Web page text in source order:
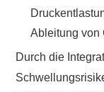
Ableitung von
Durch die